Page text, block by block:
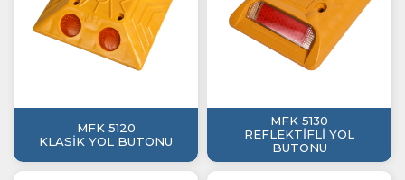
MFK 5120
KLASİK YOL BUTONU
MFK 5130
REFLEKTİFLİ YOL
BUTONU